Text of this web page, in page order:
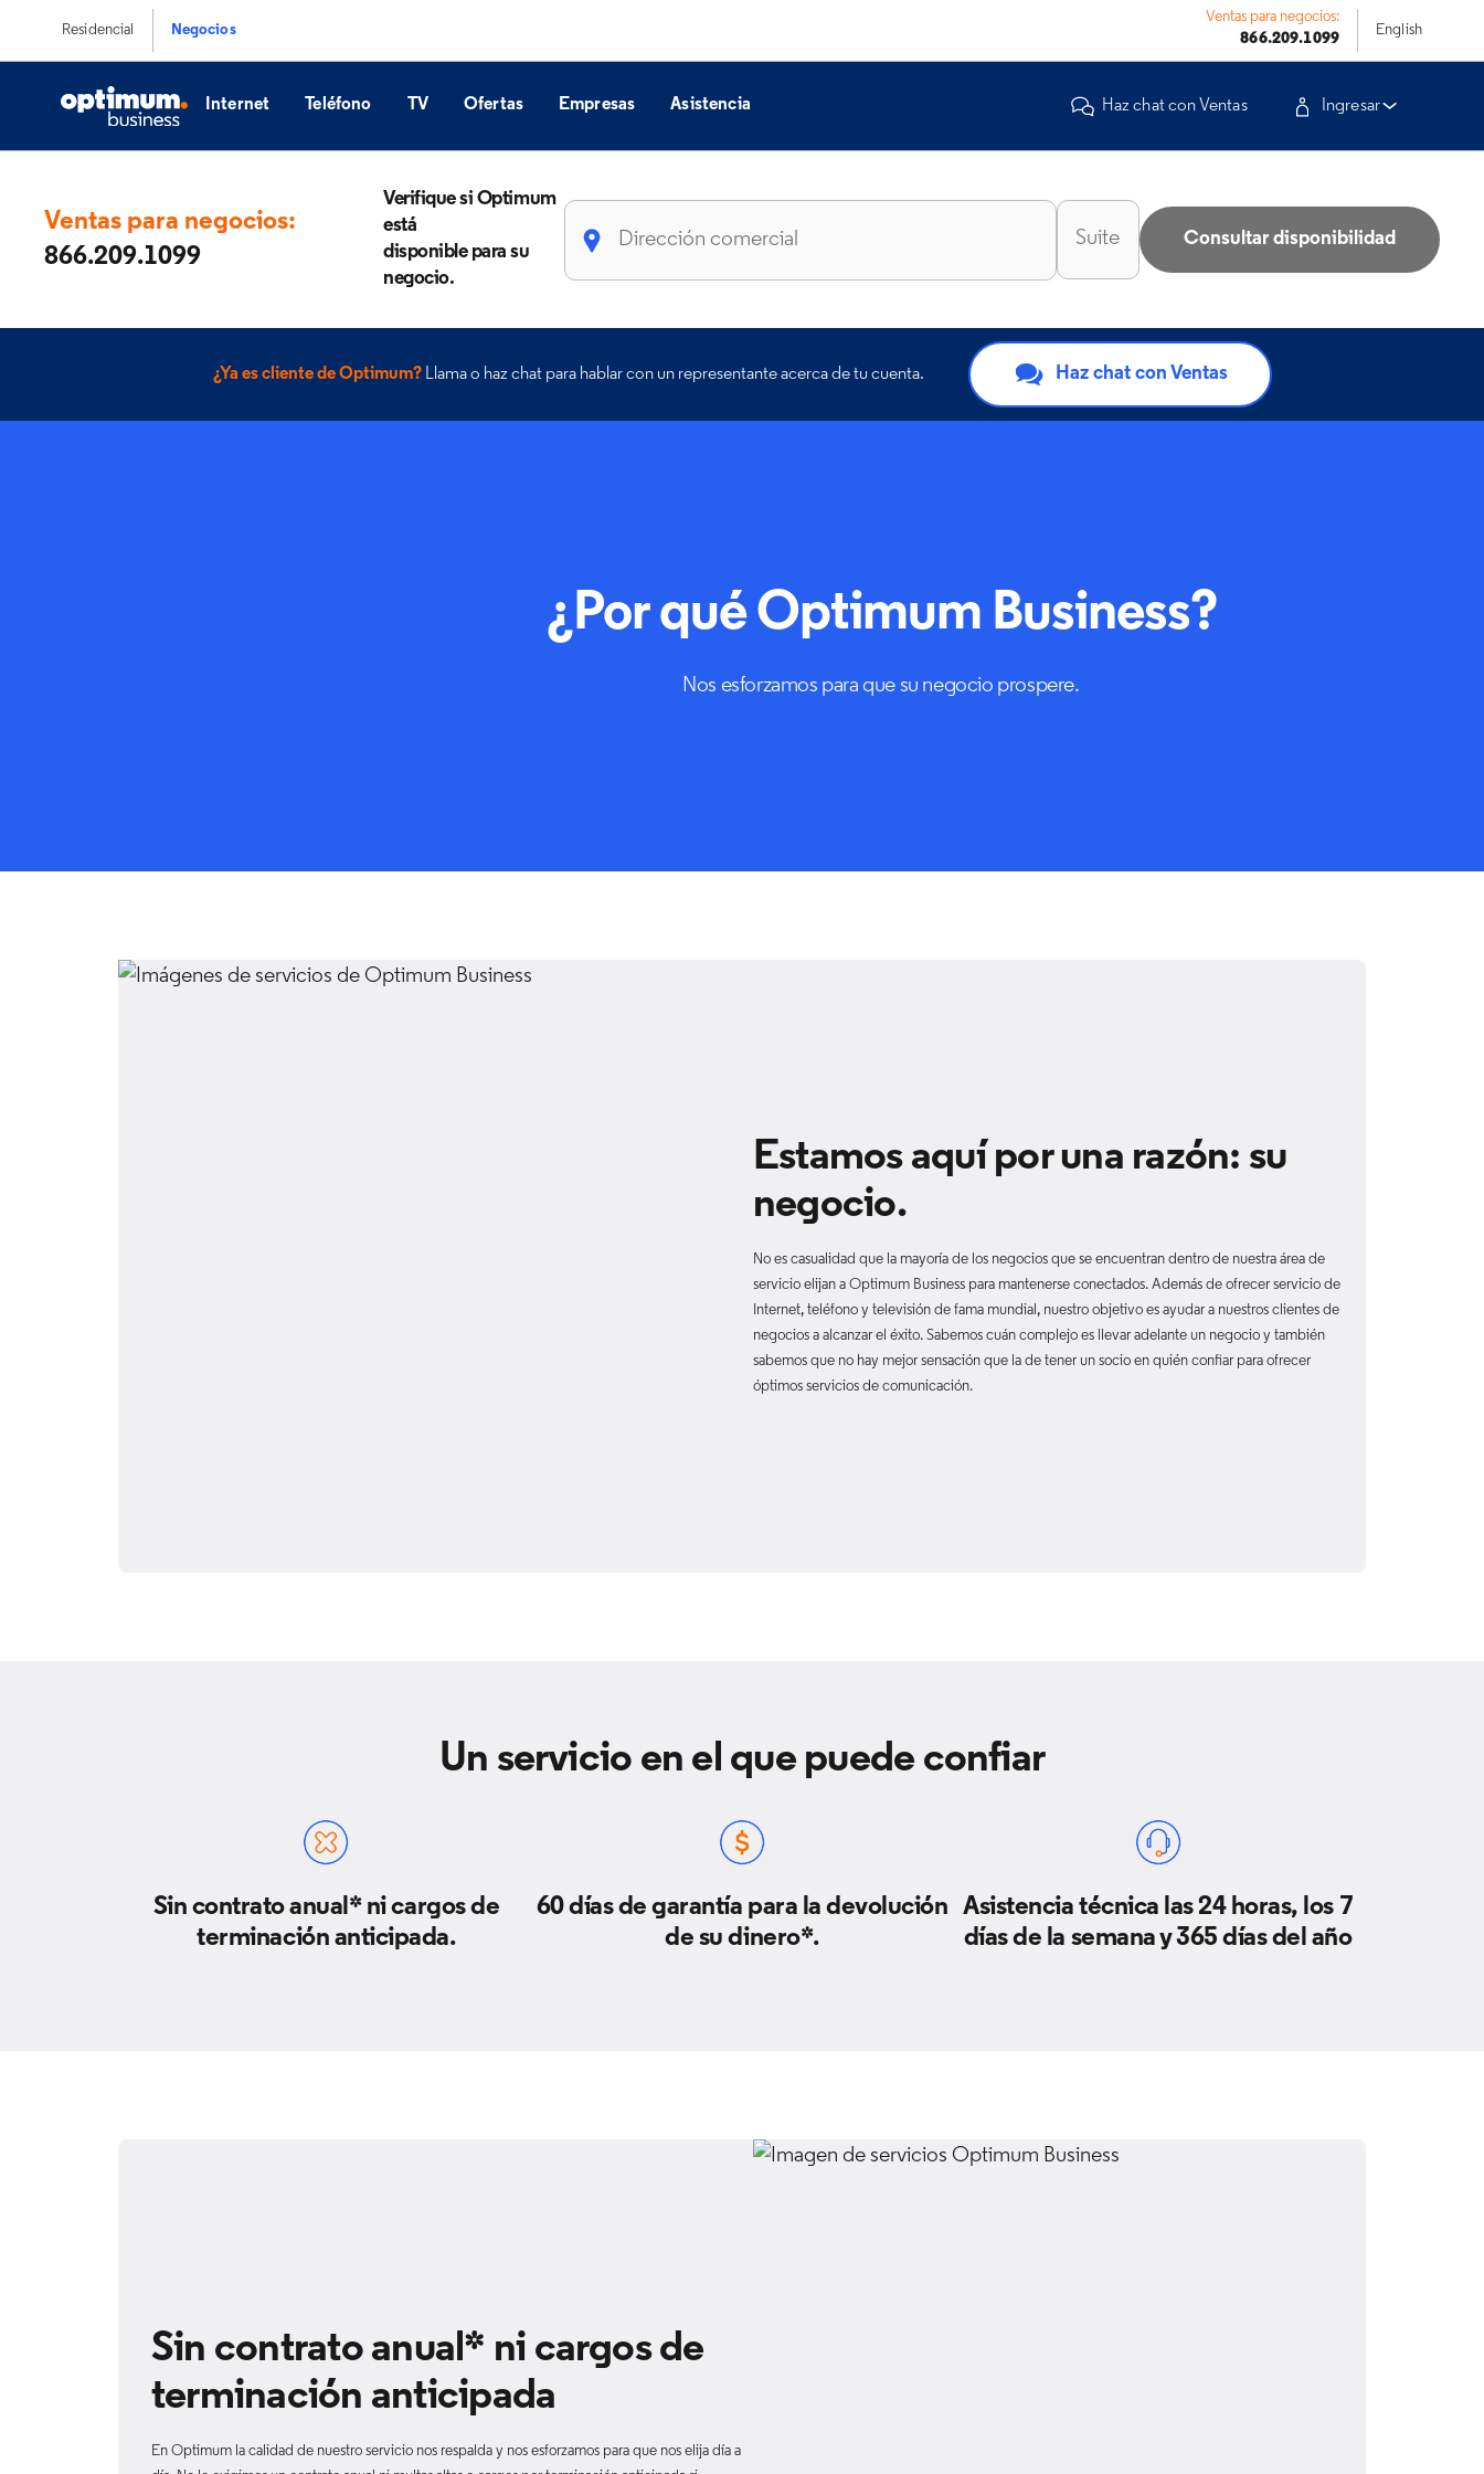
Residencial Negocios
Ventas para negocios:
866.209.1099
English
Internet Teléfono TV Ofertas Empresas Asistencia Haz chat con Ventas Ingresar
Ventas para negocios:
866.209.1099
Verifique si Optimum
está
disponible para su
negocio.
Consultar disponibilidad
¿Ya es cliente de Optimum?Llama o haz chat para hablar con un representante acerca de tu cuenta. Haz chat con Ventas
¿Por qué Optimum Business?
Nos esforzamos para que su negocio prospere.
Estamos aquí por una razón: su
negocio.
No es casualidad que la mayoría de los negocios que se encuentran dentro de nuestra área de
servicio elijan a Optimum Business para mantenerse conectados. Además de ofrecer servicio de
Internet, teléfono y televisión de fama mundial, nuestro objetivo es ayudar a nuestros clientes de
negocios a alcanzar el éxito. Sabemos cuán complejo es llevar adelante un negocio y también
sabemos que no hay mejor sensación que la de tener un socio en quién confiar para ofrecer
óptimos servicios de comunicación.
Un servicio en el que puede confiar
Sin contrato anual* ni cargos de
terminación anticipada.
60 días de garantía para la devolución
de su dinero*.
Asistencia técnica las 24 horas, los 7
días de la semana y 365 días del año
Sin contrato anual* ni cargos de
terminación anticipada
En Optimum la calidad de nuestro servicio nos respalda y nos esforzamos para que nos elija día a